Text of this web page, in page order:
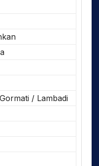
/ Lambadi